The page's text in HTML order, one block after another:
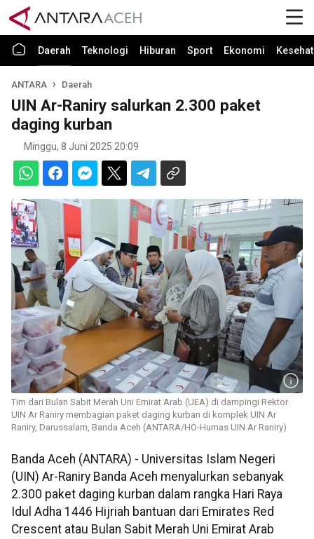
Daerah Teknologi Hiburan Sport Ekonomi
ANTARA Daerah
UIN Ar-Raniry salurkan 2.300 paket
daging kurban
Minggu, 8 Juni 2025 20:09
Tim dari Bulan Sabit Merah Uni Emirat Arab (UEA) di dampingi Rektor
UIN Ar Raniry membagian paket daging kurban di komplek UIN Ar
Raniry, Darussalam, Banda Aceh (ANTARA/HO-Humas UIN Ar Raniry)
Banda Aceh (ANTARA) - Universitas Islam Negeri
(UIN) Ar-Raniry Banda Aceh menyalurkan sebanyak
2.300 paket daging kurban dalam rangka Hari Raya
Idul Adha 1446 Hijriah bantuan dari Emirates Red
Crescent atau Bulan Sabit Merah Uni Emirat Arab